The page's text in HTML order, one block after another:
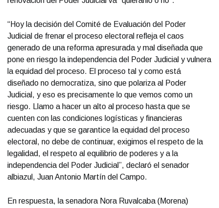
“Hoy la decisión del Comité de Evaluación del Poder
Judicial de frenar el proceso electoral refleja el caos
generado de una reforma apresurada y mal diseñada que
pone en riesgo la independencia del Poder Judicial y vulnera
la equidad del proceso. El proceso tal y como está
diseñado no democratiza, sino que polariza al Poder
Judicial, y eso es precisamente lo que vemos como un
riesgo. Llamo a hacer un alto al proceso hasta que se
cuenten con las condiciones logísticas y financieras
adecuadas y que se garantice la equidad del proceso
electoral, no debe de continuar, exigimos el respeto de la
legalidad, el respeto al equilibrio de poderes y a la
independencia del Poder Judicial”, declaró el senador
albiazul, Juan Antonio Martín del Campo.
En respuesta, la senadora Nora Ruvalcaba (Morena)